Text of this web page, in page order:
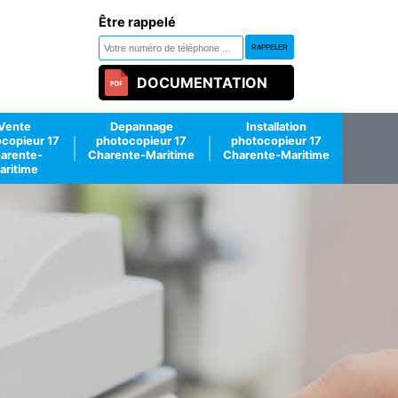
Être rappelé
DOCUMENTATION
17
Depannage
photocopieur 17
Charente-Maritime
Installation
photocopieur 17
Charente-Maritime